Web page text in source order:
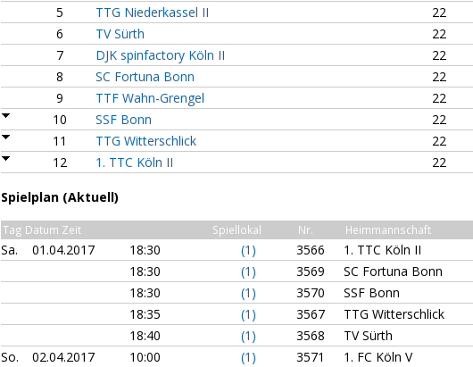
5
TTG Niederkassel II 22
6
TV Sürth 22
7
DJK spinfactory Köln II 22
8
SC Fortuna Bonn 22
9
TTF Wahn-Grengel 22
10
SSF Bonn 22
11
TTG Witterschlick 22
12
1. TTC Köln II 22
Spielplan (Aktuell)
Tag Datum Zeit Spiellokal Nr. Heimmannschaft
Sa. 01.04.2017 18:30 (1) 3566 1. TTC Köln II
18:30
(1) 3569 SC Fortuna Bonn
18:30
(1) 3570 SSF Bonn
18:35
(1) 3567 TTG Witterschlick
18:40
(1) 3568 TV Sürth
So.
02.04.2017 10:00 (1) 3571 1. FC Köln V